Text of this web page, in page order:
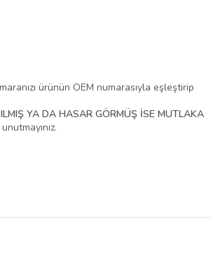
ürünün OEM numarasıyla eşleştirip
YA DA HASAR GÖRMÜŞ İSE MUTLAKA